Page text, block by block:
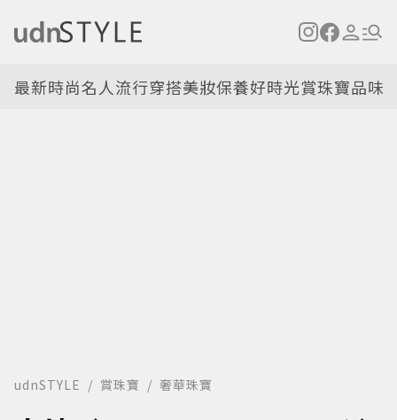
最新時尚名人流行穿搭美妝保養好時光賞珠寶品味
udnSTYLE 賞珠寶 奢華珠寶